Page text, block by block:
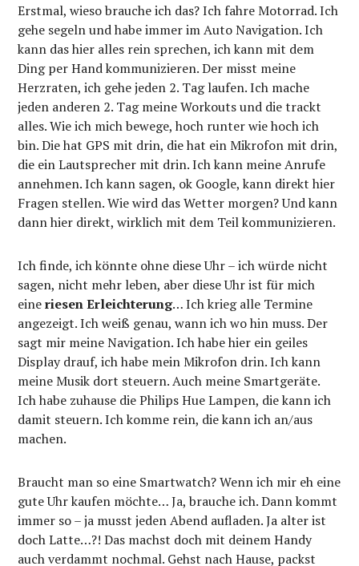
Erstmal, wieso brauche ich das? Ich fahre Motorrad. Ich
gehe segeln und habe immer im Auto Navigation. Ich
kann das hier alles rein sprechen, ich kann mit dem
Ding per Hand kommunizieren. Der misst meine
Herzraten, ich gehe jeden 2. Tag laufen. Ich mache
jeden anderen 2. Tag meine Workouts und die trackt
alles. Wie ich mich bewege, hoch runter wie hoch ich
bin. Die hat GPS mit drin, die hat ein Mikrofon mit drin,
die ein Lautsprecher mit drin. Ich kann meine Anrufe
annehmen. Ich kann sagen, ok Google, kann direkt hier
Fragen stellen. Wie wird das Wetter morgen? Und kann
dann hier direkt, wirklich mit dem Teil kommunizieren.
Ich finde, ich könnte ohne diese Uhr – ich würde nicht
sagen, nicht mehr leben, aber diese Uhr ist für mich
eineriesen Erleichterung… Ich krieg alle Termine
angezeigt. Ich weiß genau, wann ich wo hin muss. Der
sagt mir meine Navigation. Ich habe hier ein geiles
Display drauf, ich habe mein Mikrofon drin. Ich kann
meine Musik dort steuern. Auch meine Smartgeräte.
Ich habe zuhause die Philips Hue Lampen, die kann ich
damit steuern. Ich komme rein, die kann ich an/aus
machen.
Braucht man so eine Smartwatch? Wenn ich mir eh eine
gute Uhr kaufen möchte… Ja, brauche ich. Dann kommt
immer so – ja musst jeden Abend aufladen. Ja alter ist
doch Latte…?! Das machst doch mit deinem Handy
auch verdammt nochmal. Gehst nach Hause, packst